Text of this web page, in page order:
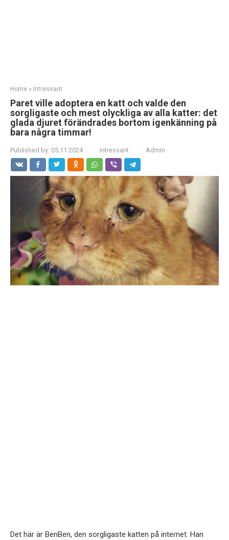
Home » Intressant
Paret ville adoptera en katt och valde den
sorgligaste och mest olyckliga av alla katter: det
glada djuret förändrades bortom igenkänning på
bara några timmar!
Published by: 05.11.2024 Intressant Admin
Det här är BenBen, den sorgligaste katten på internet. Han